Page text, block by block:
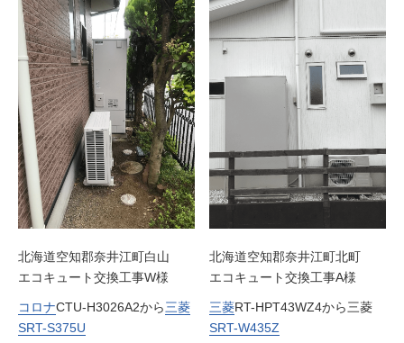
北海道空知郡奈井江町白山
エコキュート交換工事W様
コロナCTU-H3026A2から三菱
SRT-S375U
北海道空知郡奈井江町北町
エコキュート交換工事A様
三菱RT-HPT43WZ4から三菱
SRT-W435Z